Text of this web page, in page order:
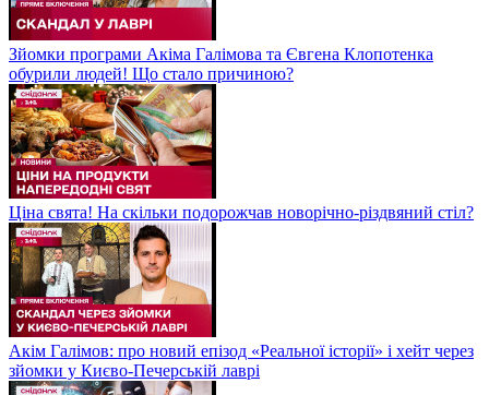
Зйомки програми Акіма Галімова та Євгена Клопотенка
обурили людей! Що стало причиною?
Ціна свята! На скільки подорожчав новорічно-різдвяний стіл?
Акім Галімов: про новий епізод «Реальної історії» і хейт через
зйомки у Києво-Печерській лаврі